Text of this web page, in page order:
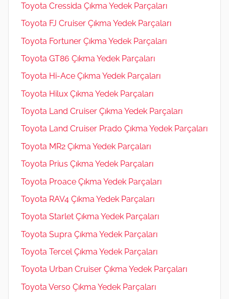
Toyota Cressida Çıkma Yedek Parçaları
Toyota FJ Cruiser Çıkma Yedek Parçaları
Toyota Fortuner Çıkma Yedek Parçaları
Toyota GT86 Çıkma Yedek Parçaları
Toyota Hi-Ace Çıkma Yedek Parçaları
Toyota Hilux Çıkma Yedek Parçaları
Toyota Land Cruiser Çıkma Yedek Parçaları
Toyota Land Cruiser Prado Çıkma Yedek Parçaları
Toyota MR2 Çıkma Yedek Parçaları
Toyota Prius Çıkma Yedek Parçaları
Toyota Proace Çıkma Yedek Parçaları
Toyota RAV4 Çıkma Yedek Parçaları
Toyota Starlet Çıkma Yedek Parçaları
Toyota Supra Çıkma Yedek Parçaları
Toyota Tercel Çıkma Yedek Parçaları
Toyota Urban Cruiser Çıkma Yedek Parçaları
Toyota Verso Çıkma Yedek Parçaları